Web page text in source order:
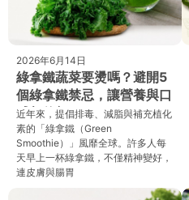
2026年6月14日
綠拿鐵蔬菜要燙嗎？避開5
個綠拿鐵禁忌，讓營養與口
感都兼顧！
近年來，提倡排毒、減脂與補充植化
素的「綠拿鐵（Green
Smoothie）」風靡全球。許多人每
天早上一杯綠拿鐵，不僅精神變好，
連皮膚與腸胃